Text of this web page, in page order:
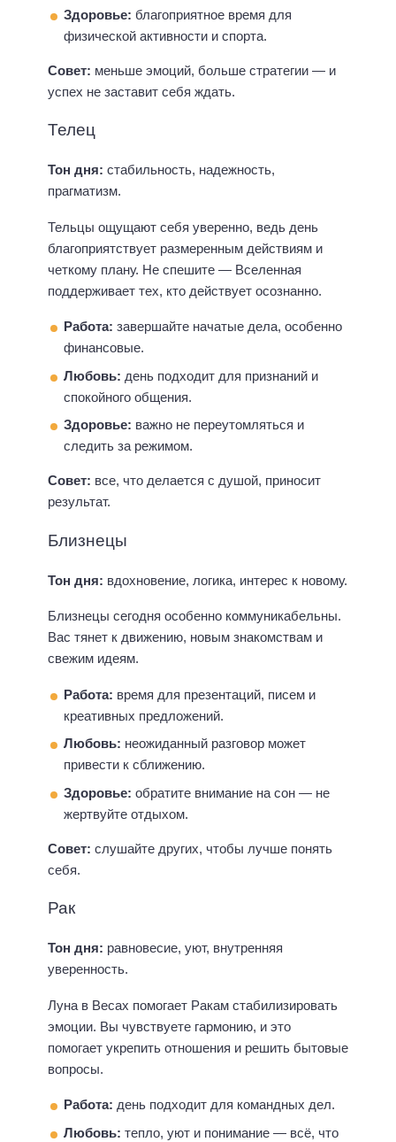
Здоровье: благоприятное время для
физической активности и спорта.
Совет: меньше эмоций, больше стратегии — и
успех не заставит себя ждать.
Телец
Тон дня: стабильность, надежность,
прагматизм.
Тельцы ощущают себя уверенно, ведь день
благоприятствует размеренным действиям и
четкому плану. Не спешите — Вселенная
поддерживает тех, кто действует осознанно.
Работа: завершайте начатые дела, особенно
финансовые.
Любовь: день подходит для признаний и
спокойного общения.
Здоровье: важно не переутомляться и
следить за режимом.
Совет: все, что делается с душой, приносит
результат.
Близнецы
Тон дня: вдохновение, логика, интерес к новому.
Близнецы сегодня особенно коммуникабельны.
Вас тянет к движению, новым знакомствам и
свежим идеям.
Работа: время для презентаций, писем и
креативных предложений.
Любовь: неожиданный разговор может
привести к сближению.
Здоровье: обратите внимание на сон — не
жертвуйте отдыхом.
Совет: слушайте других, чтобы лучше понять
себя.
Рак
Тон дня: равновесие, уют, внутренняя
уверенность.
Луна в Весах помогает Ракам стабилизировать
эмоции. Вы чувствуете гармонию, и это
помогает укрепить отношения и решить бытовые
вопросы.
Работа: день подходит для командных дел.
Любовь: тепло, уют и понимание — всё, что